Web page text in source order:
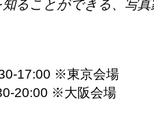
ることができる、写
17:00 ※東京会場
20:00 ※大阪会場